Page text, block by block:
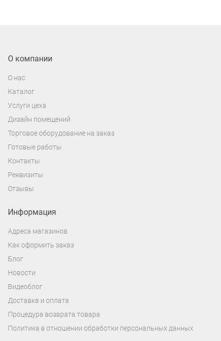
О компании
О нас
Каталог
Услуги цеха
Дизайн помещений
Торговое оборудование на заказ
Готовые работы
Контакты
Реквизиты
Отзывы
Информация
Адреса магазинов
Как оформить заказ
Блог
Новости
Видеоблог
Доставка и оплата
Процедура возврата товара
Политика в отношении обработки персональных данных